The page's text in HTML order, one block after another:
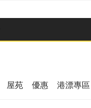
屋苑 優惠 港漂專區